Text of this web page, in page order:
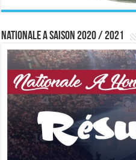
Nationale A saison 2020 / 2021